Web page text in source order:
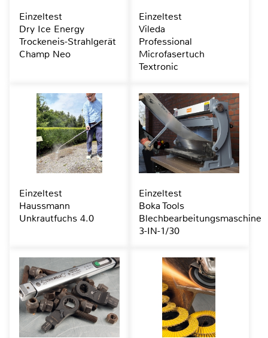
Einzeltest
Dry Ice Energy
Trockeneis-Strahlgerät
Champ Neo
Einzeltest
Vileda
Professional
Microfasertuch
Textronic
Einzeltest
Haussmann
Unkrautfuchs 4.0
Einzeltest
Boka Tools
Blechbearbeitungsmaschine
3-IN-1/30